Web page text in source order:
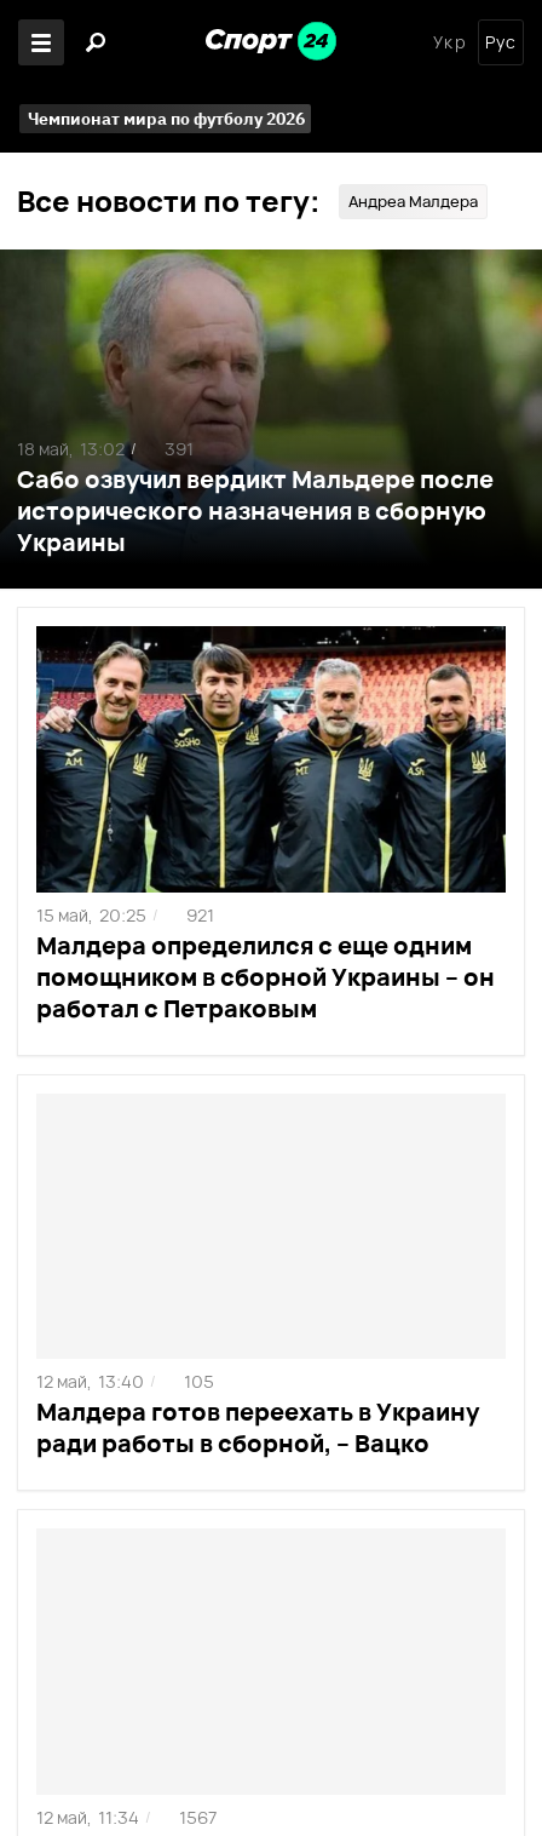
Укр Рус
Чемпионат мира по футболу 2026
Все новости по тегу: Андреа Малдера
Сабо озвучил вердикт Мальдере после
исторического назначения в сборную
Украины
18 май, 13:02 / 391
Малдера определился с еще одним
помощником в сборной Украины – он
работал с Петраковым
15 май, 20:25 / 921
Малдера готов переехать в Украину
ради работы в сборной, – Вацко
12 май, 13:40 / 105
12 май, 11:34 / 1567